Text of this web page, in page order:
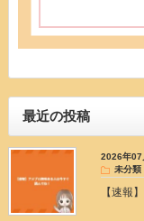
最近の投稿
2026年07
未分類
【速報